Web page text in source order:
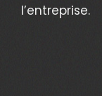
l’entreprise.